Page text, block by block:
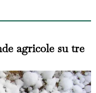
agricole su tre